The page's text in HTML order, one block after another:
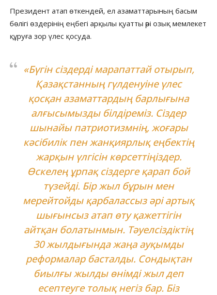
Президент атап өткендей, ел азаматтарының басым
бөлігі өздерінің еңбегі арқылы қуатты әрі озық мемлекет
құруға зор үлес қосуда.
«Бүгін сіздерді марапаттай отырып,
Қазақстанның гүлденуіне үлес
қосқан азаматтардың барлығына
алғысымызды білдіреміз. Сіздер
шынайы патриотизмнің, жоғары
кәсібилік пен жанқиярлық еңбектің
жарқын үлгісін көрсеттіңіздер.
Өскелең ұрпақ сіздерге қарап бой
түзейді. Бір жыл бұрын мен
мерейтойды қарбалассыз әрі артық
шығынсыз атап өту қажеттігін
айтқан болатынмын. Тәуелсіздіктің
30 жылдығында жаңа ауқымды
реформалар басталды. Сондықтан
биылғы жылды өнімді жыл деп
есептеуге толық негіз бар. Біз